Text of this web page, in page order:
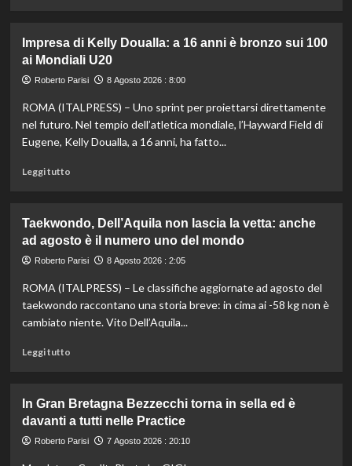
Nuoto
di
fondo,
d’argento
nella
staffetta
Impresa di Kelly Doualla: a 16 anni è bronzo sui 100
ai Mondiali U20
Roberto Parisi 8 Agosto 2026 : 8:00
ROMA (ITALPRESS) – Uno sprint per proiettarsi direttamente
nel futuro. Nel tempio dell’atletica mondiale, l’Hayward Field di
Eugene, Kelly Doualla, a 16 anni, ha fatto...
Leggi tuttoLeggi
Impresa
di
Kelly
a
16
anni
Mondiali
U20
Taekwondo, Dell’Aquila non lascia la vetta: anche
ad agosto è il numero uno del mondo
Roberto Parisi 8 Agosto 2026 : 2:05
ROMA (ITALPRESS) – Le classifiche aggiornate ad agosto del
taekwondo raccontano una storia breve: in cima ai -58 kg non è
cambiato niente. Vito Dell’Aquila...
Leggi tuttoLeggi
Taekwondo,
Dell’Aquila
non
In Gran Bretagna Bezzecchi torna in sella ed è
davanti a tutti nelle Practice
Roberto Parisi 7 Agosto 2026 : 20:10